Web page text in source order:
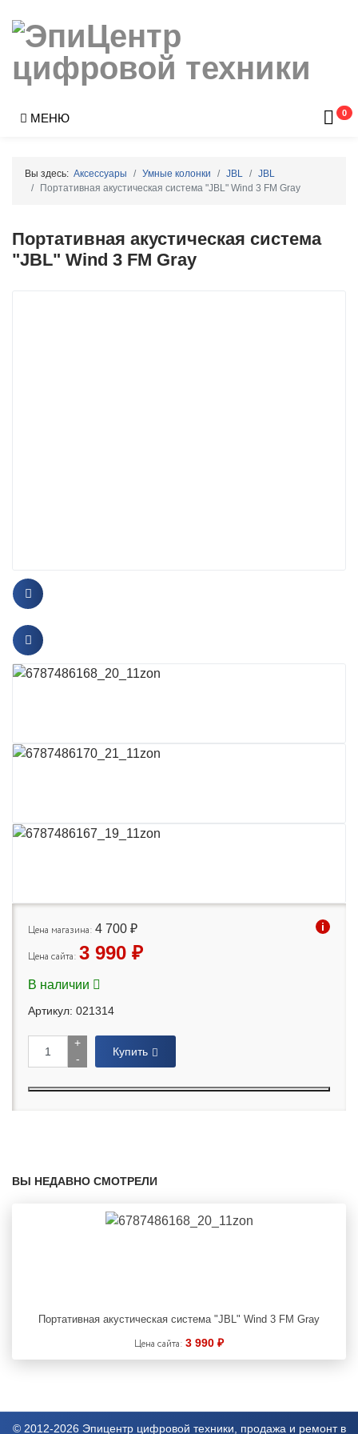
МЕНЮ 0
Вы здесь: Аксессуары Умные колонки JBL
JBL
Портативная акустическая система "JBL" Wind 3 FM Gray
Портативная акустическая система
"JBL" Wind 3 FM Gray
i
Цена магазина: 4 700 ₽
Цена сайта: 3 990 ₽
В наличии
Артикул: 021314
+
-
Купить
ВЫ НЕДАВНО СМОТРЕЛИ
Портативная акустическая система "JBL" Wind 3 FM Gray
Цена сайта: 3 990 ₽
© 2012-2026 Эпицентр цифровой техники, продажа и ремонт в